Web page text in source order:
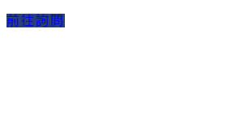
前往詢問